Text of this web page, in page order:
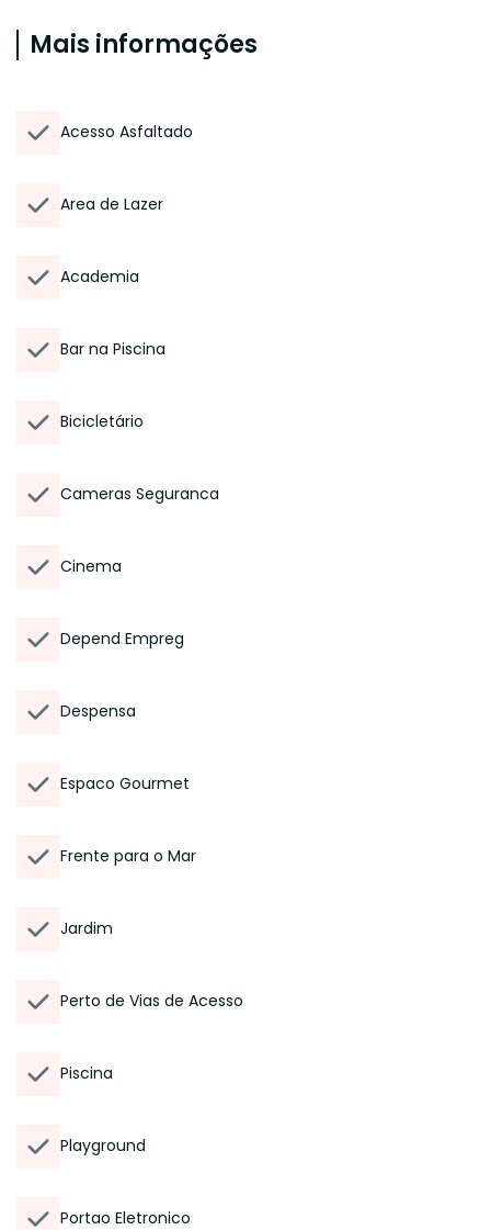
Mais informações
Acesso Asfaltado
Area de Lazer
Academia
Bar na Piscina
Bicicletário
Cameras Seguranca
Cinema
Depend Empreg
Despensa
Espaco Gourmet
Frente para o Mar
Jardim
Perto de Vias de Acesso
Piscina
Playground
Portao Eletronico